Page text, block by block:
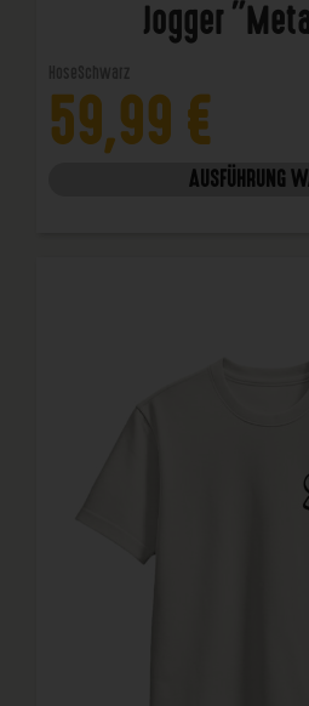
Jogger
59,99 €
AUSFÜHRUNG